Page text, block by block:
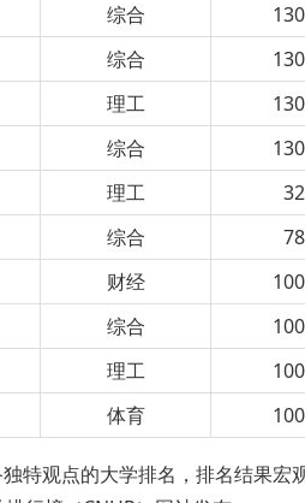
综合
综合
理工
综合
理工
32
综合
78
财经
综合
理工
体育
特观点的大学排名，排名结果宏